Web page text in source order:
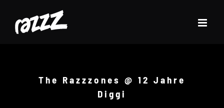
Inhalt
The Razzzones @ 12 Jahre
Diggi